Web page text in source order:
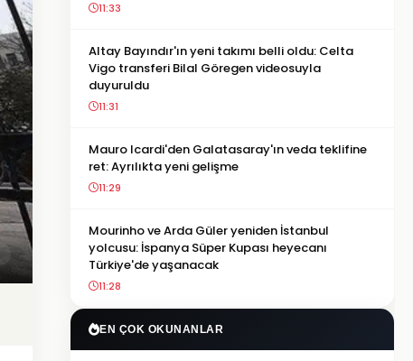
11:33
Altay Bayındır'ın yeni takımı belli oldu: Celta
Vigo transferi Bilal Göregen videosuyla
duyuruldu
11:31
Mauro Icardi'den Galatasaray'ın veda teklifine
ret: Ayrılıkta yeni gelişme
11:29
Mourinho ve Arda Güler yeniden İstanbul
yolcusu: İspanya Süper Kupası heyecanı
Türkiye'de yaşanacak
11:28
EN ÇOK OKUNANLAR